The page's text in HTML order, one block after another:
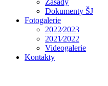
Zásady
Dokumenty ŠJ
Fotogalerie
2022⁄2023
2021⁄2022
Videogalerie
Kontakty